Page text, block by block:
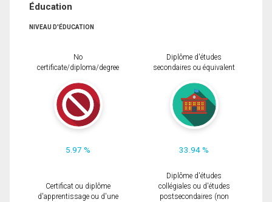
Éducation
NIVEAU D'ÉDUCATION
No
certificate/diploma/degree
5.97 %
Diplôme d'études
secondaires ou équivalent
33.94 %
Certificat ou diplôme
d'apprentissage ou d'une
Diplôme d'études
collégiales ou d'études
postsecondaires (non